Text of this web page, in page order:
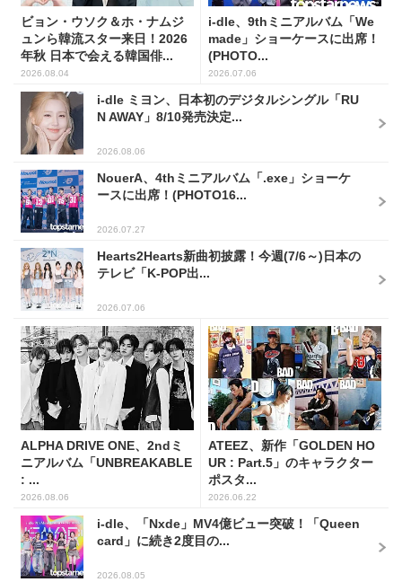
ビョン・ウソク＆ホ・ナムジ
ュンら韓流スター来日！2026
年秋 日本で会える韓国俳...
2026.08.04
i-dle、9thミニアルバム「We
made」ショーケースに出席！
(PHOTO...
2026.07.06
i-dle ミヨン、日本初のデジタルシングル「RU
N AWAY」8/10発売決定...
2026.08.06
NouerA、4thミニアルバム「.exe」ショーケ
ースに出席！(PHOTO16...
2026.07.27
Hearts2Hearts新曲初披露！今週(7/6～)日本の
テレビ「K-POP出...
2026.07.06
ALPHA DRIVE ONE、2ndミ
ニアルバム「UNBREAKABLE
: ...
2026.08.06
ATEEZ、新作「GOLDEN HO
UR : Part.5」のキャラクター
ポスタ...
2026.06.22
i-dle、「Nxde」MV4億ビュー突破！「Queen
card」に続き2度目の...
2026.08.05